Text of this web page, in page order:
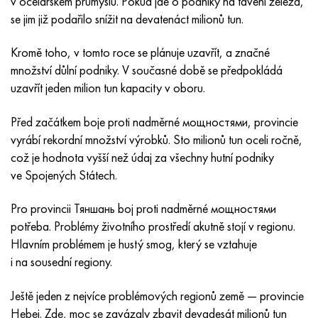
se jim již podařilo snížit na devatenáct milionů tun.
Kromě toho, v tomto roce se plánuje uzavřít, a značné
množství důlní podniky. V současné době se předpokládá
uzavřít jeden milion tun kapacity v oboru.
Před začátkem boje proti nadměrné мощностями, provincie
vyrábí rekordní množství výrobků. Sto milionů tun oceli ročně,
což je hodnota vyšší než údaj za všechny hutní podniky
ve Spojených Státech.
Pro provincii Тяншань boj proti nadměrné мощностями
potřeba. Problémy životního prostředí akutně stojí v regionu.
Hlavním problémem je hustý smog, který se vztahuje
i na sousední regiony.
Ještě jeden z nejvíce problémových regionů země — provincie
Hebei. Zde, moc se zavázaly zbavit devadesát milionů tun
Inotherm
Jette M152
maraging 250
René 41
Maraging 300
Maraging 350
MP35N
47ND
49 KF
Slitina 50N
Slitina 50NP
50 NHS
Slitina 52N
52K12F
HN62VMYUT
HN63 MB
KhN65VMTYu
KhN67MVTYu
KhN68VKTYU
KhN68VMTYUK-vd
KhN70VMTYu
VT-35
PT-3V
2B
SPT-2 sv
AT3
3M
TL3
1.4466 - AISI 310MoLn
15-7Ph® - 1,4532
1,4542 - 17-4Ph®
Custom 455® - 1.4543 - uns s45500
1,4545 - 15-5Ph®
1,4548 - 17-4Ph®
1,4550 - AISI 347
10X17H13M3T
11X11N2V2MF
13X11N2V2MF
15x11mf
15x12vnmf
15H12H2MVFAB
15X16K5N2MVFAB
2,0872, CuNi10Fe1Mn, Cw352h
CW301G, C64200
C65500, CuAl11Fe3
C65620, CuSi3Fe2Zn3
C65100, CuSi 1,5
Cín-olověný bronz
c92200, CuSn6Zn4Pb2
Červená mosaz
C83600, CuSn5ZnPb
45G2, 45g2, AISI 1144
10g2, 10g2, AISI 1513
AC14, 11SMnPb30
20G, 20mn5
20XH3A, AISI 4320, 20hn3a
20HM, 24CrMo5, 20hm
25KhGM, 20CrMo5, 1,7264
Р6М5, 1.3343, hs6-5-2, sw7m
R6M5F3, 1,3344, hs6-5-3
R12F3, 1,3318, sw12
P18, 1,3355, hs18-0-1, sw18
Uhlíková ocel
У10,1.1645, C105W1
11G12, 110G13L, X120Mn12